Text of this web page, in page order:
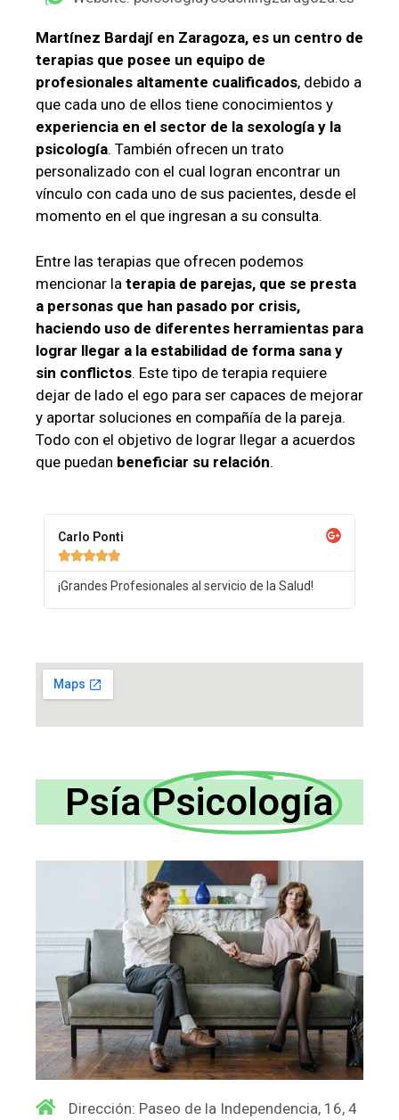
Martínez Bardají en Zaragoza, es un centro de
terapias que posee un equipo de
profesionales altamente cualificados, debido a
que cada uno de ellos tiene conocimientos y
experiencia en el sector de la sexología y la
psicología. También ofrecen un trato
personalizado con el cual logran encontrar un
vínculo con cada uno de sus pacientes, desde el
momento en el que ingresan a su consulta.
Entre las terapias que ofrecen podemos
mencionar la terapia de parejas, que se presta
a personas que han pasado por crisis,
haciendo uso de diferentes herramientas para
lograr llegar a la estabilidad de forma sana y
sin conflictos. Este tipo de terapia requiere
dejar de lado el ego para ser capaces de mejorar
y aportar soluciones en compañía de la pareja.
Todo con el objetivo de lograr llegar a acuerdos
que puedan beneficiar su relación.
Carlo Ponti

¡Grandes Profesionales al servicio de la Salud!
PsíaPsicología
Dirección: Paseo de la Independencia, 16, 4